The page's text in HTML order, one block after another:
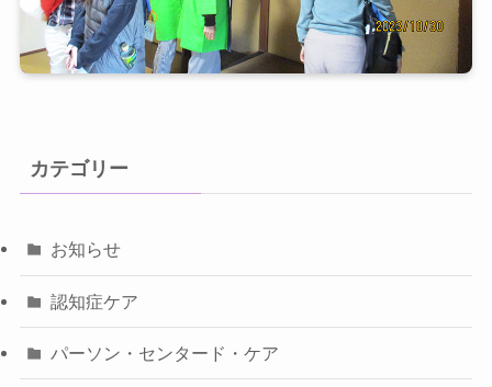
カテゴリー
お知らせ
認知症ケア
パーソン・センタード・ケア